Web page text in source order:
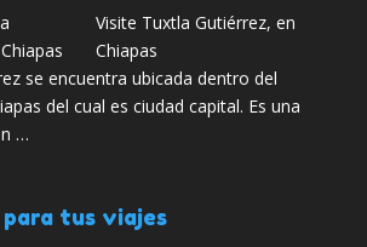
Visite Tuxtla Gutiérrez, en
Chiapas
se encuentra ubicada dentro del
del cual es ciudad capital. Es una
…
tus viajes